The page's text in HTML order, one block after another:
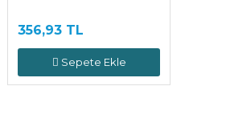
356,93 TL
Sepete Ekle